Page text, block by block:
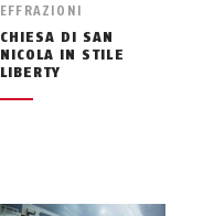
EFFRAZIONI
CHIESA DI SAN
NICOLA IN STILE
LIBERTY